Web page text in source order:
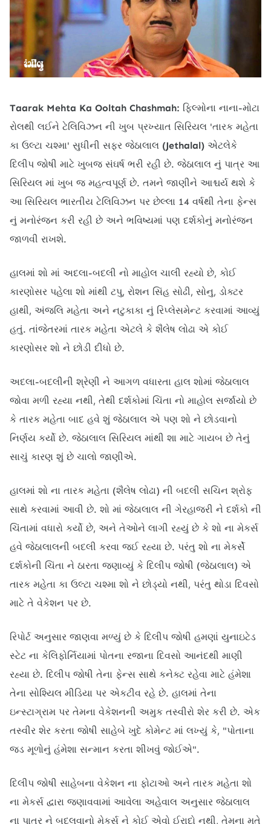
Taarak Mehta Ka Ooltah Chashmah: ફિલ્મોના નાના-મોટા
રોલથી લઈને ટેલિવિઝન ની ખુબ પ્રખ્યાત ​​સિરિયલ 'તારક મહેતા
કા ઉલ્ટા ચશ્મા' સુધીની સફર જેઠાલાલ (Jethalal) એટલેકે
દિલીપ જોષી માટે ખુબજ સંઘર્ષ ભરી રહી છે. જેઠાલાલ નું પાત્ર આ
સિરિયલ માં ખુબ જ મહત્વપૂર્ણ છે. તમને જાણીને આશ્ચર્ય થશે કે
આ સિરિયલ ભારતીય ટેલિવિઝન પર છેલ્લા 14 વર્ષથી તેના ફેન્સ
નું મનોરંજન કરી રહી છે અને ભવિષ્યમાં પણ દર્શકોનું મનોરંજન
જાળવી રાખશે.
હાલમાં શો માં અદલા-બદલી નો માહોલ ચાલી રહ્યો છે, કોઈ
કારણોસર પહેલા શો માંથી ટપુ, રોશન સિંહ સોઢી, સોનુ, ડોક્ટર
હાથી, અંજલિ મહેતા અને નટુકાકા નું રિપ્લેસમેન્ટ કરવામાં આવ્યું
હતું. તાંજેતરમાં તારક મહેતા એટલે કે શૈલેષ લોઢા એ કોઈ
કારણોસર શો ને છોડી દીધો છે.
અદલા-બદલીની શ્રેણી ને આગળ વધારતા હાલ શોમાં જેઠાલાલ
જોવા મળી રહ્યા નથી, તેથી દર્શકોમાં ચિંતા નો માહોલ સર્જાયો છે
કે તારક મહેતા બાદ હવે શું જેઠાલાલ એ પણ શો ને છોડવાનો
નિર્ણય કર્યો છે. જેઠાલાલ સિરિયલ માંથી શા માટે ગાયબ છે તેનું
સાચું કારણ શું છે ચાલો જાણીએ.
હાલમાં શો ના તારક મહેતા (શૈલેષ લોઢા) ની બદલી સચિન શ્રોફ
સાથે કરવામાં આવી છે. શો માં જેઠાલાલ ની ગેરહાજરી ને દર્શકો ની
ચિંતામાં વધારો કર્યો છે, અને તેઓને લાગી રહ્યું છે કે શો ના મેકર્સ
હવે જેઠાલાલની બદલી કરવા જઈ રહ્યા છે. પરંતુ શો ના મેકર્સે
દર્શકોની ચિંતા ને ઠારતા જણાવ્યું કે દિલીપ જોષી (જેઠાલાલ) એ
તારક મહેતા કા ઉલ્ટા ચશ્મા શો ને છોડ્યો નથી, પરંતુ થોડા દિવસો
માટે તે વેકેશન પર છે.
રિપોર્ટ અનુસાર જાણવા મળ્યું છે કે દિલીપ જોષી હમણાં યુનાઇટેડ
સ્ટેટ ના કેલિફોર્નિયામાં પોતના રજાના દિવસો આનંદથી માણી
રહ્યા છે. દિલીપ જોષી તેના ફેન્સ સાથે કનેક્ટ રહેવા માટે હંમેશા
તેના સોશ્યિલ મીડિયા પર એકટીવ રહે છે. હાલમાં તેના
ઇન્સ્ટાગ્રામ પર તેમના વેકેશનની અમુક તસ્વીરો શેર કરી છે. એક
તસ્વીર શેર કરતા જોષી સાહેબે ખુદે કોમેન્ટ માં લખ્યું કે, "પોતાના
જડ મૂળોનું હંમેશા સન્માન કરતા શીખવું જોઈએ".
દિલીપ જોષી સાહેબના વેકેશન ના ફોટાઓ અને તારક મહેતા શો
ના મેકર્સ દ્વારા જણાવવામાં આવેલા અહેવાલ અનુસાર જેઠાલાલ
ના પાત્ર ને બદલવાનો મેકર્સ ને કોઈ એવો ઈરાદો નથી, તેમના મતે